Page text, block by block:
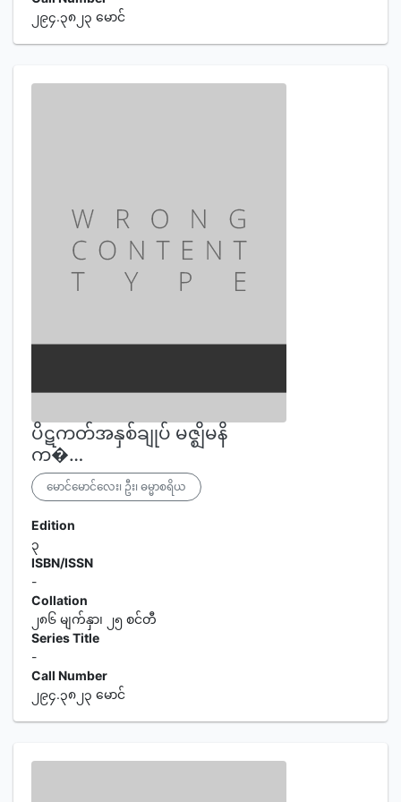
၂၉၄.၃၈၂၃ မောင်
ပိဋကတ်အနှစ်ချုပ် မဇ္ဈိမနိ
က�…
မောင်မောင်လေး၊ ဦး၊ ဓမ္မာစရိယ
Edition
၃
ISBN/ISSN
-
Collation
၂၈၆ မျက်နှာ၊ ၂၅ စင်တီ
Series Title
-
Call Number
၂၉၄.၃၈၂၃ မောင်